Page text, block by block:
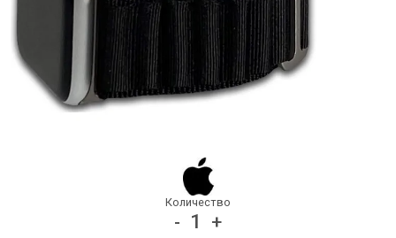
Количество
- 1 +